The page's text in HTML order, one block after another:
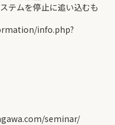
テムを停止に追い込むも
info.php?
seminar/